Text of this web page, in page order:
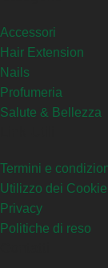
Accessori
Hair Extension
Nails
Profumeria
Salute & Bellezza
Termini e
Utilizzo dei Cookie
Privacy
Politiche di reso